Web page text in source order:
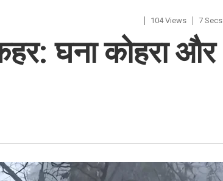
104 Views 7 Secs
घना कोहरा और